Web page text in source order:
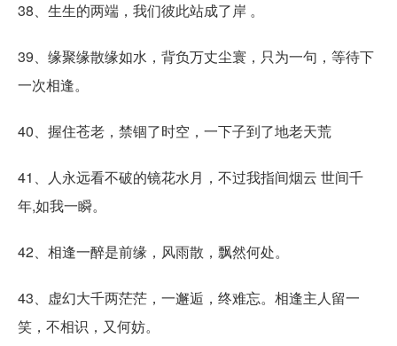
38、生生的两端，我们彼此站成了岸 。
39、缘聚缘散缘如水，背负万丈尘寰，只为一句，等待下
一次相逢。
40、握住苍老，禁锢了时空，一下子到了地老天荒
41、人永远看不破的镜花水月，不过我指间烟云 世间千
年,如我一瞬。
42、相逢一醉是前缘，风雨散，飘然何处。
43、虚幻大千两茫茫，一邂逅，终难忘。相逢主人留一
笑，不相识，又何妨。